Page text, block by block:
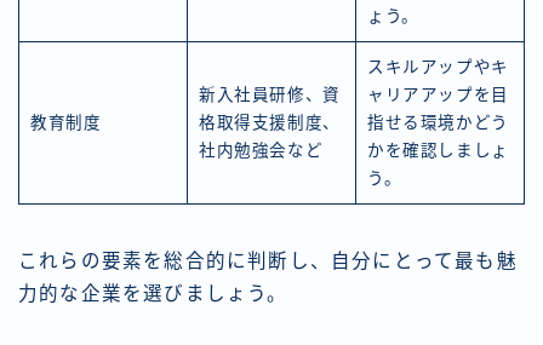
ょう。
教育制度
新入社員研修、資
格取得支援制度、
社内勉強会など
スキルアップやキ
ャリアアップを目
指せる環境かどう
かを確認しましょ
う。
これらの要素を総合的に判断し、自分にとって最も魅
力的な企業を選びましょう。